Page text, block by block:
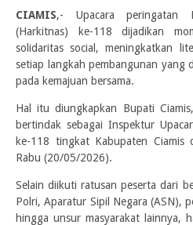
CIAMIS,- Upacara peringatan
(Harkitnas) ke-118 dijadikan
solidaritas social, meningkatkan
setiap langkah pembangunan yang
pada kemajuan bersama.
Hal itu diungkapkan Bupati
bertindak sebagai Inspektur
ke-118 tingkat Kabupaten Ciamis
Rabu (20/05/2026).
Selain diikuti ratusan peserta dari
Polri, Aparatur Sipil Negara (ASN),
hingga unsur masyarakat lainnya,